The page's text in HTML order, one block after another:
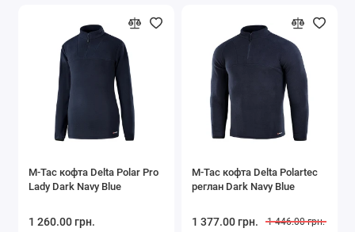
M-Tac кофта Delta Polar Pro
Lady Dark Navy Blue
1 260.00 грн.
M-Tac кофта Delta Polartec
реглан Dark Navy Blue
1 377.00 грн. 1 446.00 грн.